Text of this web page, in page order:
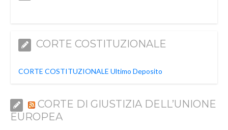
CORTE COSTITUZIONALE
CORTE COSTITUZIONALE Ultimo Deposito
CORTE DI GIUSTIZIA DELL’UNIONE
EUROPEA